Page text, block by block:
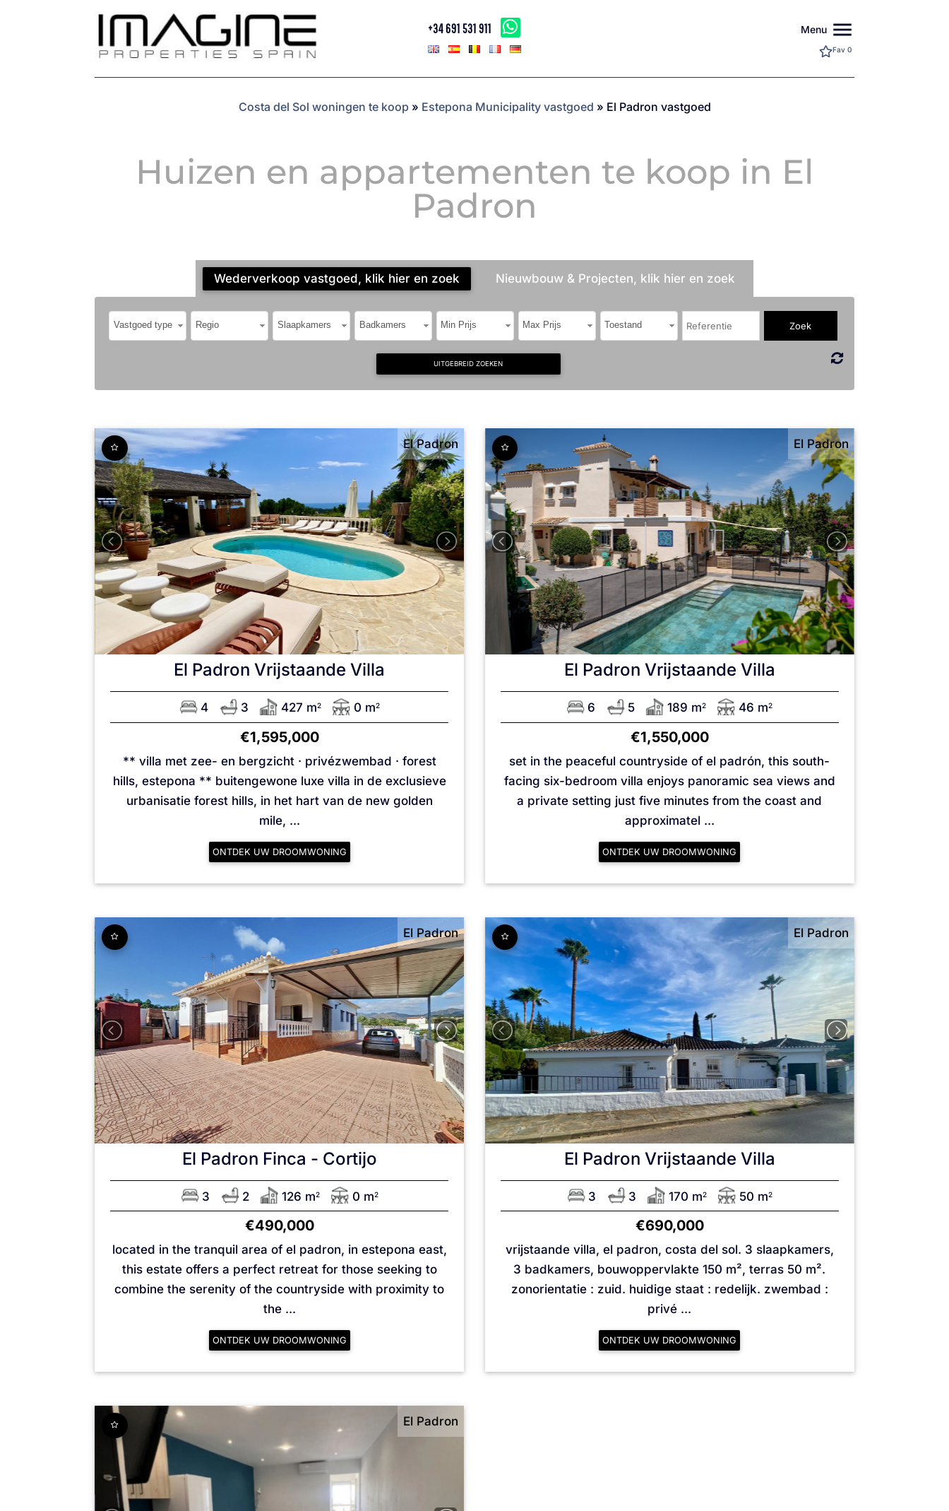
+34 691 531 911 Menu menu
Fav 0
Costa del Sol woningen te koop » Estepona Municipality vastgoed » El Padron vastgoed
Huizen en appartementen te koop in El
Padron
Wederverkoop vastgoed, klik hier en zoek Nieuwbouw & Projecten, klik hier en zoek
Vastgoed type Regio Slaapkamers Badkamers Min Prijs Max Prijs Toestand
UITGEBREID ZOEKEN
El Padron
El Padron Vrijstaande Villa
4 3 427 m2 0 m2
€1,595,000
** villa met zee- en bergzicht · privézwembad · forest
hills, estepona ** buitengewone luxe villa in de exclusieve
urbanisatie forest hills, in het hart van de new golden
mile, ...
ONTDEK UW DROOMWONING
El Padron
El Padron Vrijstaande Villa
6 5 189 m2 46 m2
€1,550,000
set in the peaceful countryside of el padrón, this south-
facing six-bedroom villa enjoys panoramic sea views and
a private setting just five minutes from the coast and
approximatel ...
ONTDEK UW DROOMWONING
El Padron
El Padron Finca - Cortijo
3 2 126 m2 0 m2
€490,000
located in the tranquil area of el padron, in estepona east,
this estate offers a perfect retreat for those seeking to
combine the serenity of the countryside with proximity to
the ...
ONTDEK UW DROOMWONING
El Padron
El Padron Vrijstaande Villa
3 3 170 m2 50 m2
€690,000
vrijstaande villa, el padron, costa del sol. 3 slaapkamers,
3 badkamers, bouwoppervlakte 150 m², terras 50 m².
zonorientatie : zuid. huidige staat : redelijk. zwembad :
privé ...
ONTDEK UW DROOMWONING
El Padron